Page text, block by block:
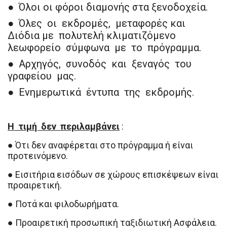
● Όλοι οι φόροι διαμονής στα ξενοδοχεία.
● Όλες οι εκδρομές, μεταφορές και
Διόδια με πολυτελή κλιματιζόμενo
λεωφορείo σύμφωνα με το πρόγραμμα.
● Αρχηγός, συνοδός και ξεναγός του
γραφείου μας.
● Ενημερωτικά έντυπα της εκδρομής.
Η τιμή δεν περιλαμβάνει :
● Ότι δεν αναφέρεται στο πρόγραμμα ή είναι
προτεινόμενο.
● Εισιτήρια εισόδων σε χώρους επισκέψεων είναι
προαιρετική.
● Ποτά και φιλοδωρήματα.
● Προαιρετική προσωπική ταξιδιωτική Ασφάλεια.